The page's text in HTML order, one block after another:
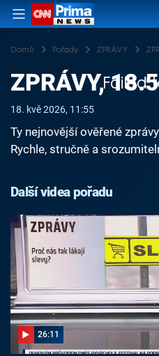
Domů Pořady ZPRÁVY
Failed
ZPRÁVY,
18. kvě 2026, 11:55
Ty nejnovější ověřené
Rychle, stručně a
Další videa pořadu
26:11